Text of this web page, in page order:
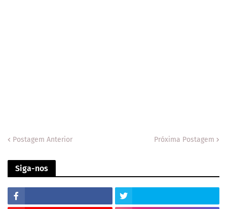
Postagem Anterior Próxima Postagem
Siga-nos